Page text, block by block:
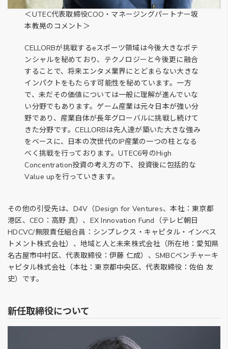
＜UTEC代表取締役COO・マネージングパートナー坂
本教晃のコメント＞
CELLORBが挑戦するeスポーツ領域は今後大きなポテ
ンシャルを秘めており、テクノロジーと今後更に融合
することで、将来エンタメ業界にとどまらない大きな
インパクトをもたらす可能性を秘めています。一方
で、未だその価値については一般に理解が進んでいな
い分野でもあります。ゲーム産業は元々日本が強い分
野であり、産業自体が長年グローバルに挑戦し続けて
きた分野です。CELLORBは先人達が築いた大きな強み
をベースに、日本の次世代のIP産業の一つの柱となる
べく挑戦を行っております。UTEC6号のHigh
Concentration投資の考え方の下、投資後に包括的な
Value upを行っていきます。
その他の引受先は、D4V（Design for Ventures、本社：東京都
港区、CEO：高野 真）、EX Innovation Fund（テレビ朝日
HDCVC/無限責任組合員：シンプレクス・キャピタル・インベス
トメント株式会社）、地域と人と未来株式会社（所在地：愛知県
名古屋市中村区、代表取締役：伊藤 仁成）、SMBCベンチャーキ
ャピタル株式会社（本社：東京都中央区、代表取締役：佐伯 友
史）です。
新任取締役について